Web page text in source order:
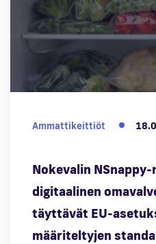
Ammattikeittiöt
Nokevalin
digitaalinen
täyttävät EU-
määriteltyjen